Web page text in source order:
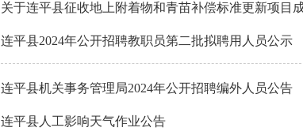
关于连平县征收地上附着物和青苗补偿标准更新项目
连平县2024年公开招聘教职员第二批拟聘用人员公示
连平县机关事务管理局2024年公开招聘编外人员公告
连平县人工影响天气作业公告